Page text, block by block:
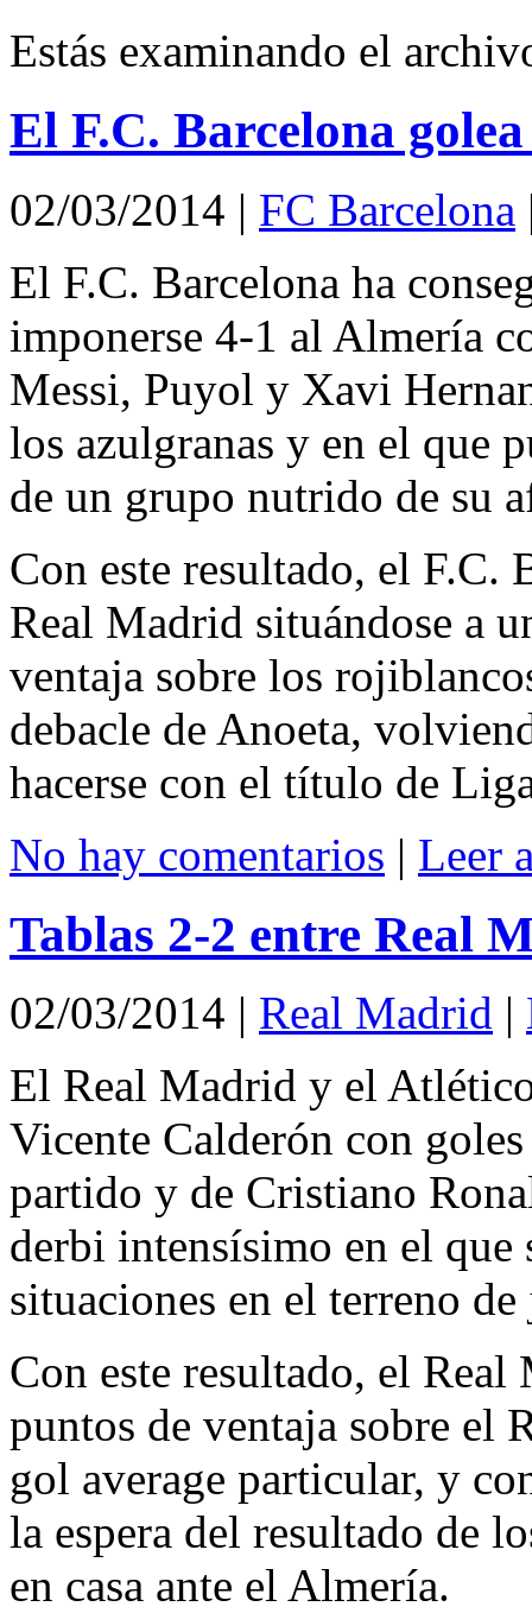
Estás examinando el
El F.C. Barcelona
02/03/2014 | FC Barcelona
El F.C. Barcelona ha
imponerse 4-1 al Almería
Messi, Puyol y Xavi
los azulgranas y en el que
de un grupo nutrido de su
Con este resultado, el F.C.
Real Madrid situándose a
ventaja sobre los
debacle de Anoeta,
hacerse con el título de
No hay comentarios | Leer
Tablas 2-2 entre Real
02/03/2014 | Real Madrid |
El Real Madrid y el
Vicente Calderón con
partido y de Cristiano
derbi intensísimo en el
situaciones en el terreno
Con este resultado, el
puntos de ventaja sobre el
gol average particular, y
la espera del resultado de
en casa ante el Almería.